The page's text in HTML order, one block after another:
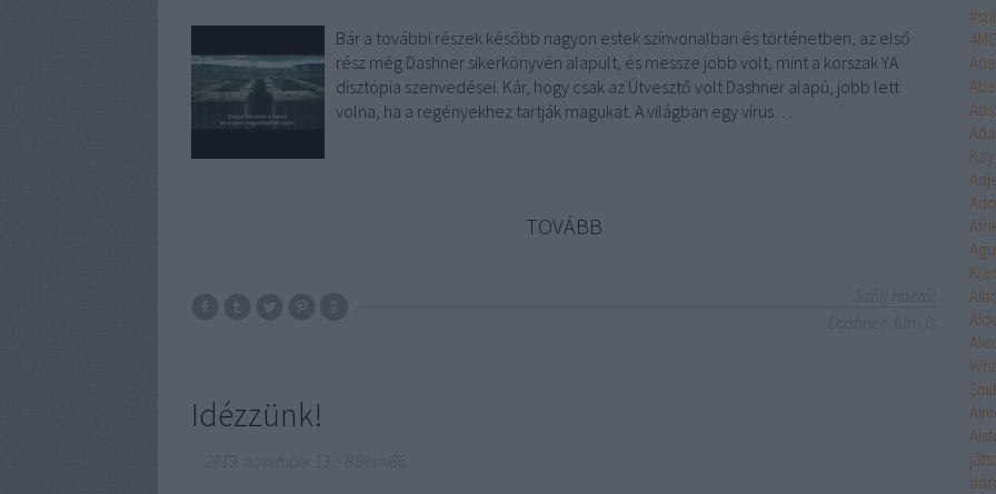
Bár a további részek később nagyon estek színvonalban és történetben, az első
rész még Dashner sikerkönyvén alapult, és messze jobb volt, mint a korszak YA
disztópia szenvedései. Kár, hogy csak az Útvesztő volt Dashner alapú, jobb lett
volna, ha a regényekhez tartják magukat. A világban egy vírus…
TOVÁBB
Idézzünk!
Kay